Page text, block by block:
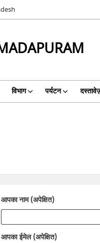
विभाग पर्यटन
आपका नाम (अपेक्षित)
आपका ईमेल (अपेक्षित)